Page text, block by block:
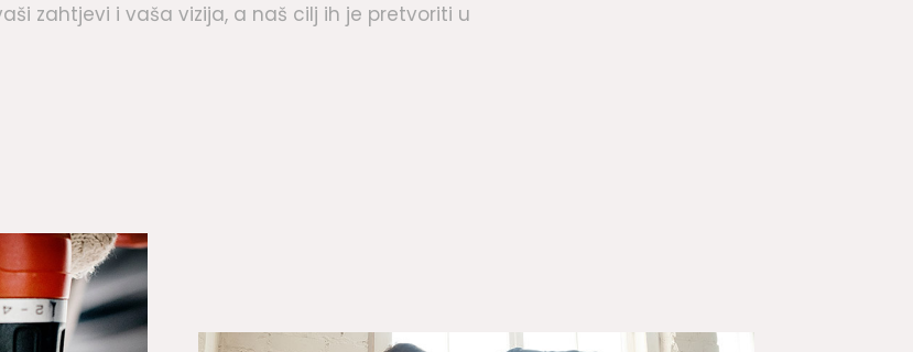
zahtjevi i vaša vizija, a naš cilj ih je pretvoriti u